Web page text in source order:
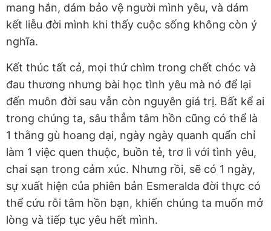
mang hắn, dám bảo vệ người mình yêu, và dám
kết liễu đời mình khi thấy cuộc sống không còn ý
nghĩa.
Kết thúc tất cả, mọi thứ chìm trong chết chóc và
đau thương nhưng bài học tình yêu mà nó để lại
đến muôn đời sau vẫn còn nguyên giá trị. Bất kể ai
trong chúng ta, sâu thẳm tâm hồn cũng có thể là
1 thằng gù hoang dại, ngày ngày quanh quẩn chỉ
làm 1 việc quen thuộc, buồn tẻ, trơ lì với tình yêu,
chai sạn trong cảm xúc. Nhưng rồi, sẽ có 1 ngày,
sự xuất hiện của phiên bản Esmeralda đời thực có
thể cứu rỗi tâm hồn bạn, khiến chúng ta muốn mở
lòng và tiếp tục yêu hết mình.